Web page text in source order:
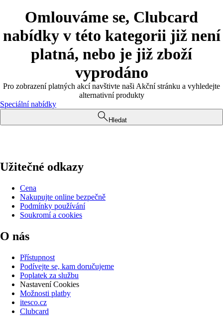
Omlouváme se, Clubcard
nabídky v této kategorii již není
platná, nebo je již zboží
vyprodáno
Pro zobrazení platných akcí navštivte naši Akční stránku a vyhledejte
alternativní produkty
Speciální nabídky
Hledat
Užitečné odkazy
Cena
Nakupujte online bezpečně
Podmínky používání
Soukromí a cookies
O nás
Přístupnost
Podívejte se, kam doručujeme
Poplatek za službu
Nastavení Cookies
Možnosti platby
itesco.cz
Clubcard